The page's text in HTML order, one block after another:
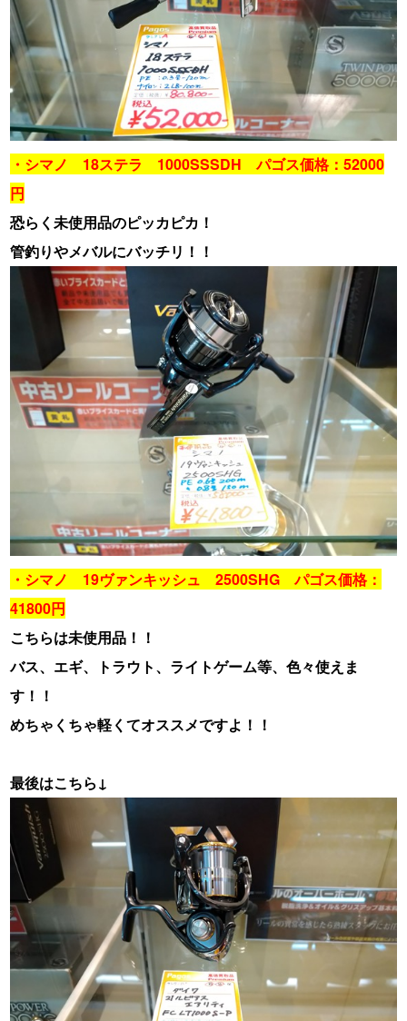
・シマノ 18ステラ 1000SSSDH パゴス価格：52000
円
恐らく未使用品のピッカピカ！
管釣りやメバルにバッチリ！！
・シマノ 19ヴァンキッシュ 2500SHG パゴス価格：
41800円
こちらは未使用品！！
バス、エギ、トラウト、ライトゲーム等、色々使えま
す！！
めちゃくちゃ軽くてオススメですよ！！
最後はこちら↓